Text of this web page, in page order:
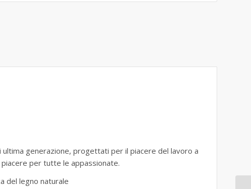
generazione, progettati per il piacere del lavoro a
per tutte le appassionate.
del legno naturale